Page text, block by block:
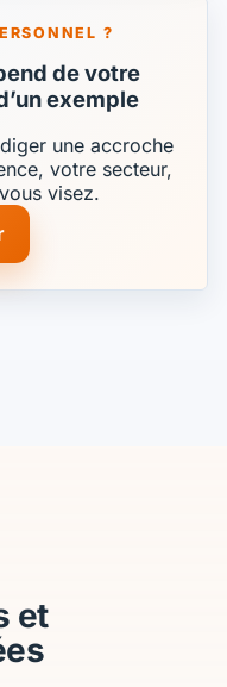
?
de votre
exemple
une accroche
votre secteur,
visez.
et